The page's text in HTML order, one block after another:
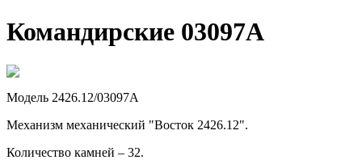
Командирские 03097А
Модель 2426.12/03097А
Механизм механический "Восток 2426.12".
Количество камней – 32.